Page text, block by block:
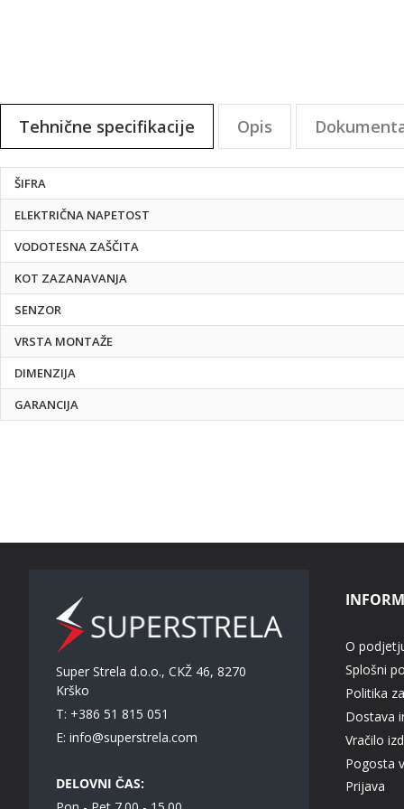
Tehnične specifikacije
Tehnične
specifikacije
ŠIFRA
ELEKTRIČNA NAPETOST
VODOTESNA ZAŠČITA
KOT ZAZANAVANJA
SENZOR
VRSTA MONTAŽE
DIMENZIJA
GARANCIJA
Opis
Super Strela d.o.o., CKŽ 46, 8270
Krško
T: +386 51 815 051
E: info@superstrela.com
DELOVNI ČAS:
O
Splošni
Politika
Dostava
Vračilo
Pogosta
Prijava